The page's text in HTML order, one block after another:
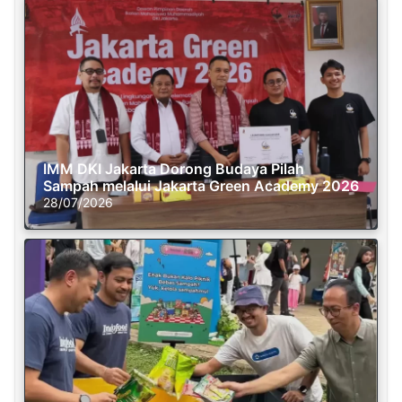
IMM DKI Jakarta Dorong Budaya Pilah
Sampah melalui Jakarta Green Academy 2026
28/07/2026